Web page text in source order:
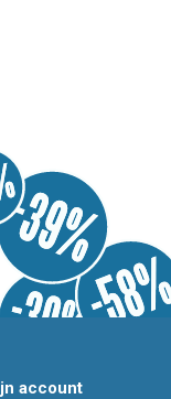
account